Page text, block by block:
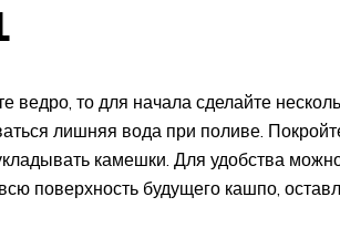
ведро, то для начала сделайте
лишняя вода при поливе.
камешки. Для удобства
поверхность будущего кашпо,